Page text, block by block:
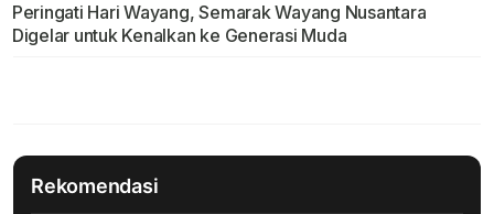
Peringati Hari Wayang, Semarak Wayang Nusantara
Digelar untuk Kenalkan ke Generasi Muda
Rekomendasi